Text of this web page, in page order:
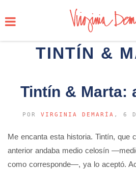
TINTÍN &
Tintín & Marta:
POR VIRGINIA DEMARÍA , 6
Me encanta esta historia. Tintín, que
anterior andaba medio celosín
como corresponde—, ya lo aceptó.